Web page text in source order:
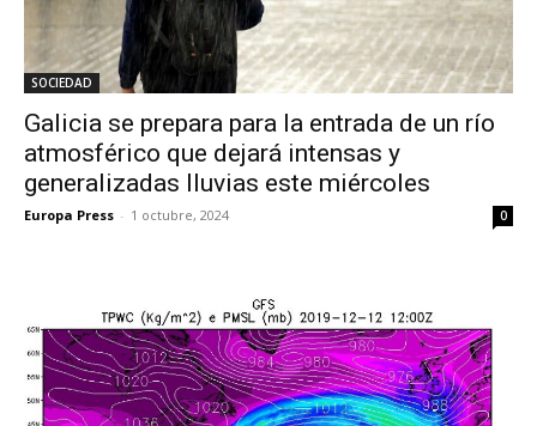
SOCIEDAD
Galicia se prepara para la entrada de un río
atmosférico que dejará intensas y
generalizadas lluvias este miércoles
Europa Press - 1 octubre, 2024 0